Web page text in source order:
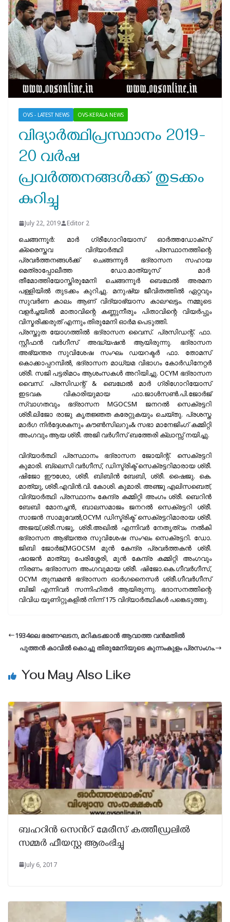
OVS - LATEST NEWS OVS-KERALA NEWS
വിദ്യാർത്ഥിപ്രസ്ഥാനം 2019-
20 വർഷ
പ്രവർത്തനങ്ങൾക്ക് തുടക്കം
കുറിച്ചു
July 22, 2019 Editor 2
ചെങ്ങന്നൂർ: മാർ ഗ്രീഗോറിയോസ് ഓർത്തഡോക്സ്‌
ക്രൈസ്തവ വിദ്യാർത്ഥി പ്രസ്ഥാനത്തിന്റെ
പ്രവർത്തനങ്ങൾക്ക് ചെങ്ങന്നൂർ ഭദ്രാസന സഹായ
മെത്രാപ്പോലീത്ത ഡോ.മാത്യൂസ് മാർ
തീമോത്തിയോസ്തിരുമേനി ചെങ്ങന്നൂർ ബെഥേൽ അരമന
പള്ളിയിൽ തുടക്കം കുറിച്ചു. മനുഷ്യ ജീവിതത്തിൽ ഏറ്റവും
സുവർണ കാലം ആണ് വിദ്യാഭ്യാസ കാലഘട്ടം. നമ്മുടെ
വളർച്ചയിൽ മാതാവിന്റെ കണ്ണുനീരും പിതാവിന്റെ വിയർപ്പും
വിസ്മരിക്കരുത് എന്നും തിരുമേനി ഓർമ പെടുത്തി.
പ്രസ്തുത യോഗത്തിൽ ഭദ്രാസന വൈസ്. പ്രസിഡന്റ്‌. ഫാ.
സ്റ്റീഫൻ വർഗീസ് അദ്ധ്യഷൻ ആയിരുന്നു. ഭദ്രാസന
അഭ്യന്തര സുവിശേഷ സംഘം ഡയറക്ടർ ഫാ. തോമസ്
കൊക്കാപ്പറമ്പിൽ, ഭദ്രാസന മാധ്യമ വിഭാഗം കോർഡിനേറ്റർ
ശ്രീ. സജി പട്ടരിമഠം ആശംസകൾ അറിയിച്ചു. OCYM ഭദ്രാസന
വൈസ്. പ്രസിഡന്റ് & ബെഥേൽ മാർ ഗ്രിഗോറിയോസ്
ഇടവക വികാരിയുമായ ഫാ.ജാൾസൺ‌.പി.ജോർജ്
സ്വാഗതവും ഭദ്രാസന MGOCSM ജനറൽ സെക്രട്ടറി
ശ്രീ.ലിജോ രാജു കൃതജ്ഞത കരേറ്റുകയും ചെയ്തു. പ്രശസ്ത
മാർഗ നിർദ്ദേശകനും കൗൺസിലറും& സഭാ മാനേജിംഗ് കമ്മിറ്റി
അംഗവും ആയ ശ്രീ. അജി വർഗീസ് ബത്തേരി ക്ലാസ്സ്‌ നയിച്ചു.
വിദ്യാർത്ഥി പ്രസ്ഥാനം ഭദ്രാസന ജോയിന്റ്. സെക്രട്ടറി
കുമാരി. ബ്ലെസി വർഗീസ്, ഡിസ്ട്രിക്ട് സെക്രട്ടറിമാരായ ശ്രീ.
ഷിജോ ഈശോ, ശ്രീ. ബിബിൻ ബേബി, ശ്രീ. ഷൈജു. കെ.
മാത്യു, ശ്രീ.എവിൻ.വി. കോശി. കുമാരി. അഞ്ജു എലിസബെത്,
വിദ്യാർത്ഥി പ്രസ്ഥാനം കേന്ദ്ര കമ്മിറ്റി അംഗം ശ്രീ. ബെറിൻ
ബേബി മോനച്ചൻ, ബാലസമാജം ജനറൽ സെക്രട്ടറി ശ്രീ.
സാജൻ സാമുവേൽ,OCYM ഡിസ്ട്രിക്ട് സെക്രട്ടറിമാരായ ശ്രീ.
അജയ്,ശ്രീ.സജു, ശ്രീ.അഖിൽ എന്നിവർ നേതൃത്വം നൽകി
ഭദ്രാസന ആഭ്യന്തര സുവിശേഷ സംഘം സെക്രട്ടറി. ഡോ.
ജിബി ജോർജ്,MGOCSM മുൻ കേന്ദ്ര പ്രവർത്തകൻ ശ്രീ.
ഷാജൻ മാത്യു പേരിശ്ശേരി, മുൻ കേന്ദ്ര കമ്മിറ്റി അംഗവും
നിരണം ഭദ്രാസന അംഗവുമായ ശ്രീ. ഷിജോ.കെ.ഗീവർഗീസ്,
OCYM തുമ്പമൺ ഭദ്രാസന ഓർഗനൈസർ ശ്രീ.ഗീവർഗീസ്
ബിജി എന്നിവർ സന്നിഹിതർ ആയിരുന്നു. ഭദാസനത്തിന്റെ
വിവിധ യൂണിറ്റുകളിൽ നിന്ന് 175 വിദ്യാർത്ഥികൾ പങ്കെടുത്തു.
1934ലെ ഭരണഘടന, മറികടക്കാൻ ആവാത്ത വൻമതിൽ
പുത്തൻ കാവിൽ കൊച്ചു തിരുമേനിയുടെ കുന്നംകുളം പ്രസംഗം.
You May Also Like
ബഹറിൻ സെൻറ് മേരീസ് കത്തീഡ്രലിൽ
സമ്മർ ഫീയസ്റ്റ ആരംഭിച്ചു
July 6, 2017